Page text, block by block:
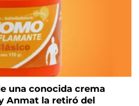
una conocida crema
Anmat la retiró del